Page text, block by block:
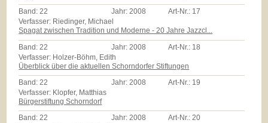
Band:22 Jahr:2008 Art-Nr.: 17
Verfasser: Riedinger, Michael
Spagat zwischen Tradition und Moderne - 20 Jahre Jazzcl...
Band: 22 Jahr: 2008 Art-Nr.: 18
Verfasser: Holzer-Böhm, Edith
Überblick über die aktuellen Schorndorfer Stiftungen
Band:22 Jahr:2008 Art-Nr.: 19
Verfasser: Klopfer, Matthias
Bürgerstiftung Schorndorf
Band:22 Jahr:2008 Art-Nr.:20